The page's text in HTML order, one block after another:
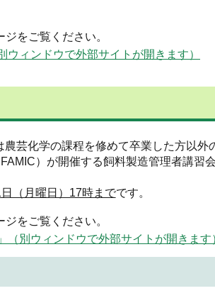
をご覧ください。
ウィンドウで外部サイトが開きます）
芸化学の課程を修めて卒業した方以外
）が開催する飼料製造管理者講習
（月曜日）17時までです。
をご覧ください。
（別ウィンドウで外部サイトが開きます